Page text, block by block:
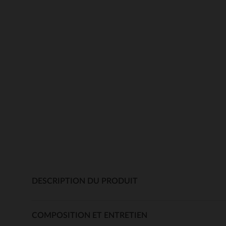
DESCRIPTION DU PRODUIT
COMPOSITION ET ENTRETIEN